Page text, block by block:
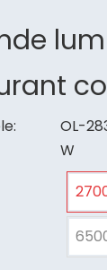
OL-
W